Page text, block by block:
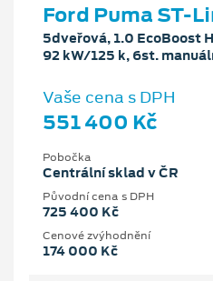
Ford Puma ST-
5dveřová, 1.0 EcoBoost
92 kW/125 k, 6st.
Vaše cena s DPH
551 400 Kč
Pobočka
Centrální sklad v ČR
Původní cena s DPH
725 400 Kč
Cenové zvýhodnění
174 000 Kč